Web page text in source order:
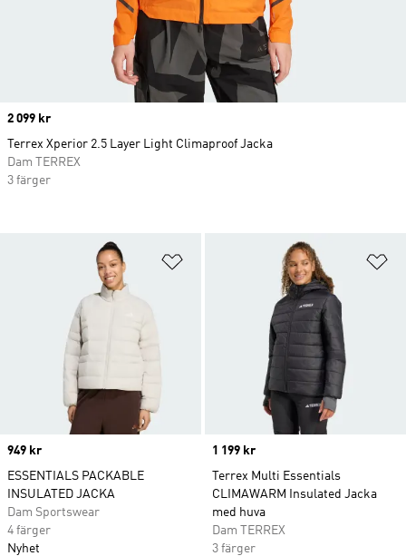
Lägg till på önskelistan
Price
949 kr
ESSENTIALS PACKABLE
INSULATED JACKA
Dam Sportswear
4 färger
Nyhet
Price
1 199 kr
Terrex Multi Essentials
CLIMAWARM Insulated Jacka
med huva
Dam TERREX
3 färger
Price
2 099 kr
Terrex Xperior 2.5 Layer Light Climaproof Jacka
Dam TERREX
3 färger